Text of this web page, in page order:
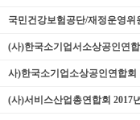
국민건강보험공단/재정운영위
(사)한국소기업서소상공인연
사)한국소기업소상공인연합회
(사)서비스산업총연합회 2017